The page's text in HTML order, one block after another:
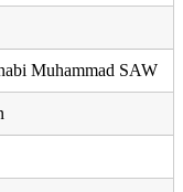
Muhammad SAW